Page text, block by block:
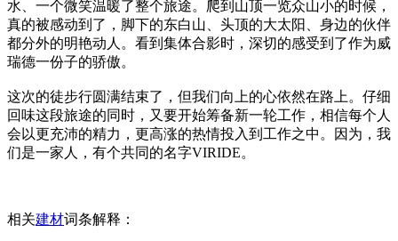
水、一个微笑温暖了整个旅途。爬到山顶一览众山小的时候，
真的被感动到了，脚下的东白山、头顶的大太阳、身边的伙伴
都分外的明艳动人。看到集体合影时，深切的感受到了作为威
瑞德一份子的骄傲。
这次的徒步行圆满结束了，但我们向上的心依然在路上。仔细
回味这段旅途的同时，又要开始筹备新一轮工作，相信每个人
会以更充沛的精力，更高涨的热情投入到工作之中。因为，我
们是一家人，有个共同的名字VIRIDE。
相关建材词条解释：